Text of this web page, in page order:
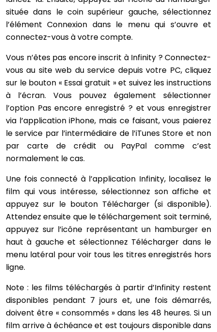
située dans le coin supérieur gauche, sélectionnez
l’élément Connexion dans le menu qui s’ouvre et
connectez-vous à votre compte.
Vous n’êtes pas encore inscrit à Infinity ? Connectez-
vous au site web du service depuis votre PC, cliquez
sur le bouton « Essai gratuit » et suivez les instructions
à l’écran. Vous pouvez également sélectionner
l’option Pas encore enregistré ? et vous enregistrer
via l’application iPhone, mais ce faisant, vous paierez
le service par l’intermédiaire de l’iTunes Store et non
par carte de crédit ou PayPal comme c’est
normalement le cas.
Une fois connecté à l’application Infinity, localisez le
film qui vous intéresse, sélectionnez son affiche et
appuyez sur le bouton Télécharger (si disponible).
Attendez ensuite que le téléchargement soit terminé,
appuyez sur l’icône représentant un hamburger en
haut à gauche et sélectionnez Télécharger dans le
menu latéral pour voir tous les titres enregistrés hors
ligne.
Note : les films téléchargés à partir d’Infinity restent
disponibles pendant 7 jours et, une fois démarrés,
doivent être « consommés » dans les 48 heures. Si un
film arrive à échéance et est toujours disponible dans